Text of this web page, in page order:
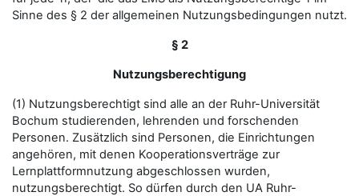
Sinne des § 2 der allgemeinen Nutzungsbedingungen nutzt.
§ 2
Nutzungsberechtigung
(1) Nutzungsberechtigt sind alle an der Ruhr-Universität
Bochum studierenden, lehrenden und forschenden
Personen. Zusätzlich sind Personen, die Einrichtungen
angehören, mit denen Kooperationsverträge zur
Lernplattformnutzung abgeschlossen wurden,
nutzungsberechtigt. So dürfen durch den UA Ruhr-